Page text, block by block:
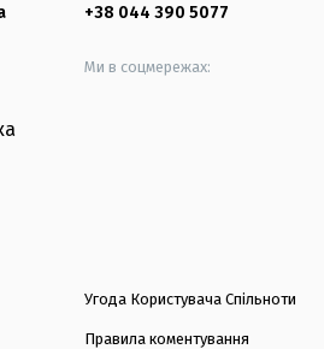
+38 044 390 5077
Ми в соцмережах:
Угода Користувача Спільноти
Правила коментування